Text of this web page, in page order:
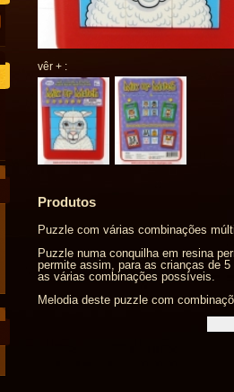
vêr + :
Produtos
Puzzle com várias combinações
Puzzle numa conquilha em resina
permite assim, para as crianças de
as várias combinações possíveis.
Melodia deste puzzle com